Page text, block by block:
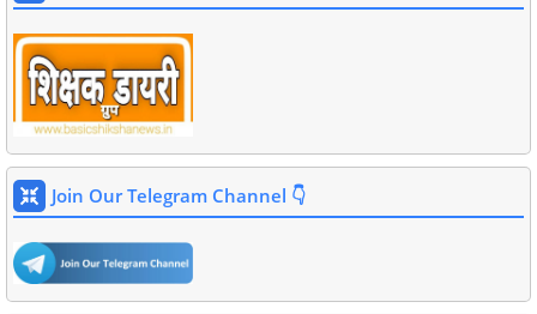
Join Our Telegram Channel 👇